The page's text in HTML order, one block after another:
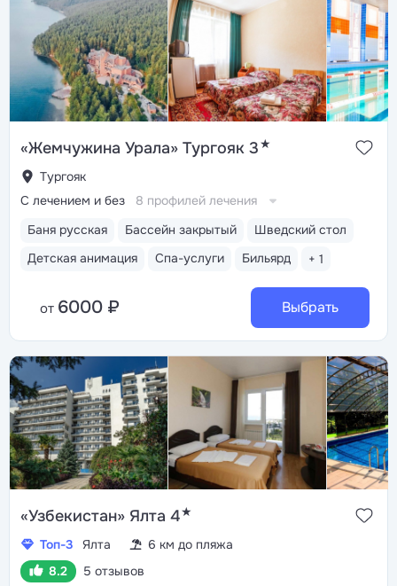
«Жемчужина Урала» Тургояк 3★
Тургояк
Баня русская Бассейн закрытый
Шведский стол
Детская анимация
Спа-услуги Бильярд + 1
С лечением и без 8 профилей лечения
от 6000 ₽ Выбрать
«Узбекистан» Ялта 4★
Топ-3 Ялта
6 км до пляжа
8.2
5 отзывов